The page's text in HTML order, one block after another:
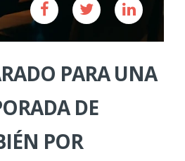
PARA UNA
DE
POR